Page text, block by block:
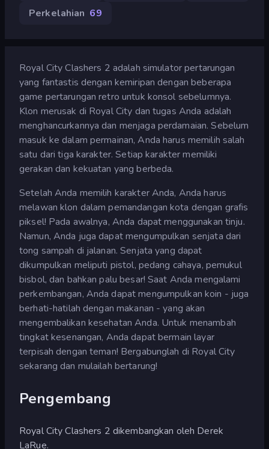
Perkelahian 69
Royal City Clashers 2 adalah simulator pertarungan
yang fantastis dengan kemiripan dengan beberapa
game pertarungan retro untuk konsol sebelumnya.
Klon merusak di Royal City dan tugas Anda adalah
menghancurkannya dan menjaga perdamaian. Sebelum
masuk ke dalam permainan, Anda harus memilih salah
satu dari tiga karakter. Setiap karakter memiliki
gerakan dan kekuatan yang berbeda.
Setelah Anda memilih karakter Anda, Anda harus
melawan klon dalam pemandangan kota dengan grafis
piksel! Pada awalnya, Anda dapat menggunakan tinju.
Namun, Anda juga dapat mengumpulkan senjata dari
tong sampah di jalanan. Senjata yang dapat
dikumpulkan meliputi pistol, pedang cahaya, pemukul
bisbol, dan bahkan palu besar! Saat Anda mengalami
perkembangan, Anda dapat mengumpulkan koin - juga
berhati-hatilah dengan makanan - yang akan
mengembalikan kesehatan Anda. Untuk menambah
tingkat kesenangan, Anda dapat bermain layar
terpisah dengan teman! Bergabunglah di Royal City
sekarang dan mulailah bertarung!
Pengembang
Royal City Clashers 2 dikembangkan oleh Derek
LaRue.